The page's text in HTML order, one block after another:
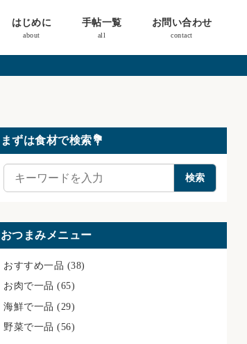
はじめに
about
手帖一覧
all
お問い合わせ
contact
まずは食材で検索💐
検索
おつまみメニュー
おすすめ一品 (38)
お肉で一品 (65)
海鮮で一品 (29)
野菜で一品 (56)